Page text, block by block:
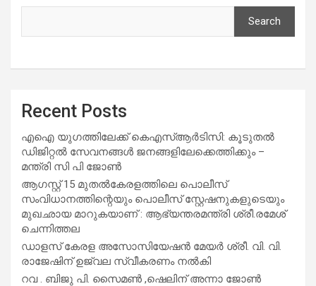
Search
Recent Posts
എഐ യുഗത്തിലേക്ക് കെഎസ്ആർടിസി: കൂടുതൽ
ഡിജിറ്റൽ സേവനങ്ങൾ ജനങ്ങളിലേക്കെത്തിക്കും –
മന്ത്രി സി പി ജോൺ
ആഗസ്റ്റ് 15 മുതല്‍കേരളത്തിലെ പൊലീസ്
സംവിധാനത്തിന്റെയും പൊലീസ് സ്റ്റേഷനുകളുടെയും
മുഖഛായ മാറുകയാണ് : ആഭ്യന്തരമന്ത്രി ശ്രീ.രമേശ്
ചെന്നിത്തല
ഡാളസ് കേരള അസോസിയേഷൻ മേയർ ശ്രീ. വി. വി.
രാജേഷിന് ഉജ്വല സ്വീകരണം നൽകി
റവ . ബിജു പി. സൈമൺ ,ഷെലിന് അന്നാ ജോൺ